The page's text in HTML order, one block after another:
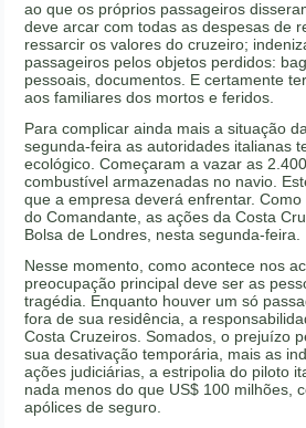
ao que os próprios passageiros
deve arcar com todas as despesas de
ressarcir os valores do cruzeiro;
passageiros pelos objetos perdidos:
pessoais, documentos. E certamente
aos familiares dos mortos e feridos.
Para complicar ainda mais a situação
segunda-feira as autoridades italianas
ecológico. Começaram a vazar as
combustível armazenadas no navio.
que a empresa deverá enfrentar.
do Comandante, as ações da Costa
Bolsa de Londres, nesta segunda-feira.
Nesse momento, como acontece nos
preocupação principal deve ser as
tragédia. Enquanto houver um só
fora de sua residência, a
Costa Cruzeiros. Somados, o prejuízo
sua desativação temporária, mais as
ações judiciárias, a estripolia do piloto
nada menos do que US$ 100 milhões,
apólices de seguro.